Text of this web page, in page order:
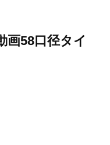
画58口径タイ